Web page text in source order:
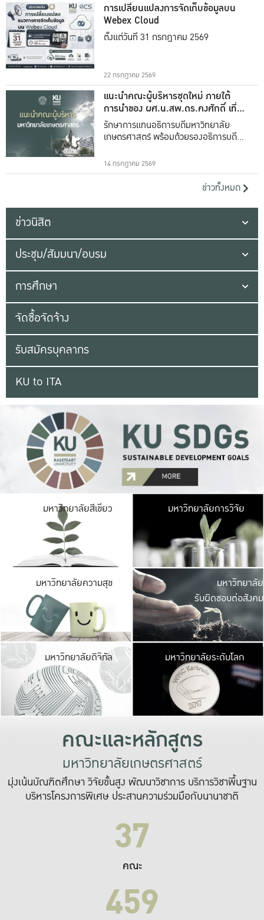
การเปลี่ยนแปลงการจัดเก็บข้อมูลบน
Webex Cloud
ตั้งแต่วันที่ 31 กรกฎาคม 2569
22 กรกฎาคม 2569
แนะนำคณะผู้บริหารชุดใหม่ ภายใต้
การนำของ ผศ.น.สพ.ดร.คงศักดิ์ เที่ยง
ธรรม
รักษาการแทนอธิการบดีมหาวิทยาลัย
เกษตรศาสตร์ พร้อมด้วยรองอธิการบดีทั้ง
14 กรกฎาคม 2569
ข่าวทั้งหมด
ข่าวนิสิต
ประชุม/สัมมนา/อบรม
การศึกษา
จัดซื้อจัดจ้าง
รับสมัครบุคลากร
KU to ITA
มหาวิทยาลัยสีเขียว มหาวิ
มีพื้นที่เขียวสดใส
เป็นป่าในเมือง เกษต
มหาวิทยาลัยการวิจัย
มหาวิทยาลัยความสุข มหาวิ
ค
เปิดประ
และพบเรื่องราวใ
มหาวิทยาลัย
รับผิดชอบต่อสังคม
มหาวิทยาลัยดิจิทัล มหาวิ
เปลี่ยนแปลง แล
เพื่อทำง
ระบบสารสนเทศ
มหาวิทยาลัยระดับโลก
คณะและหลักสูตร
มหาวิทยาลัยเกษตรศาสตร์
มุ่งเน้นบัณฑิตศึกษา วิจัยขั้นสูง พัฒนาวิชาการ บริการวิชาพื้นฐาน
บริหารโครงการพิเศษ ประสานความร่วมมือกับนานาชาติ
37
คณะ
459